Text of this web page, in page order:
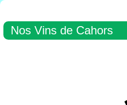
Nos Vins de Cahors